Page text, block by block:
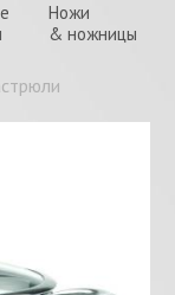
Ножи
& ножницы